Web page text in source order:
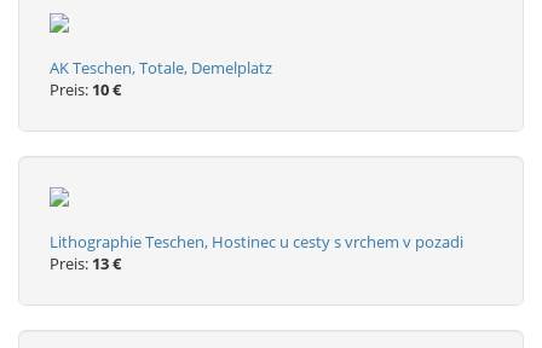
AK Teschen, Totale, Demelplatz
Preis: 10 €
Lithographie Teschen, Hostinec u cesty s vrchem v pozadi
Preis: 13 €